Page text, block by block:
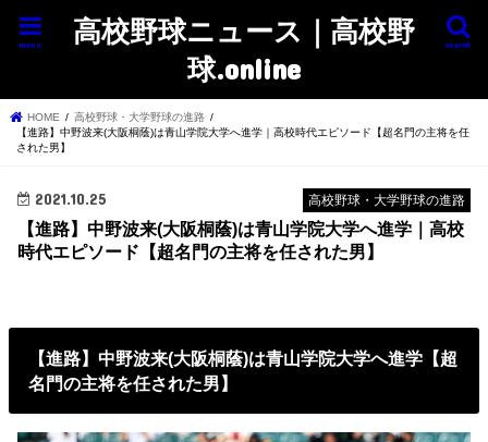
高校野球ニュース｜高校野
球.online
search
menu
HOME
高校野球・大学野球の進路
【進路】中野波来(大阪桐蔭)は青山学院大学へ進学｜高校時代エピソード【超名門の主将を任
された男】
高校野球・大学野球の進路
2021.10.25
【進路】中野波来(大阪桐蔭)は青山学院大学へ進学｜高校
時代エピソード【超名門の主将を任された男】
【進路】中野波来(大阪桐蔭)は青山学院大学へ進学【超
名門の主将を任された男】